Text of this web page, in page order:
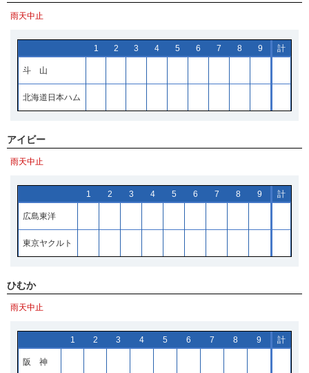
雨天中止
1 2 3 4 5 6 7 8 9 計
斗 山
北海道日本ハム
アイビー
雨天中止
1 2 3 4 5 6 7 8 9 計
広島東洋
東京ヤクルト
ひむか
雨天中止
1 2 3 4 5 6 7 8 9 計
阪 神